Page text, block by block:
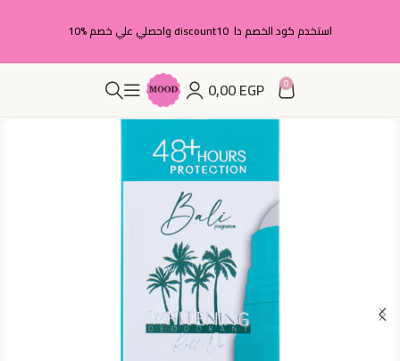
استخدم كود الخصم دا discount10 واحصلي علي خصم %10
0
0,00EGP